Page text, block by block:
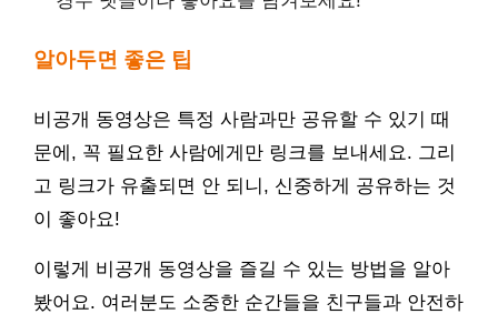
알아두면 좋은 팁
비공개 동영상은 특정 사람과만 공유할 수 있기 때
문에, 꼭 필요한 사람에게만 링크를 보내세요. 그리
고 링크가 유출되면 안 되니, 신중하게 공유하는 것
이 좋아요!
이렇게 비공개 동영상을 즐길 수 있는 방법을 알아
봤어요. 여러분도 소중한 순간들을 친구들과 안전하